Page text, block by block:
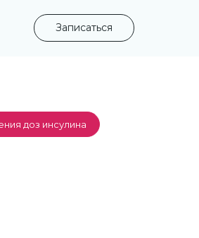
Записаться
доз инсулина